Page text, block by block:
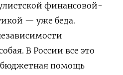
финансовой-
— уже беда.
В России все это
бюджетная помощь